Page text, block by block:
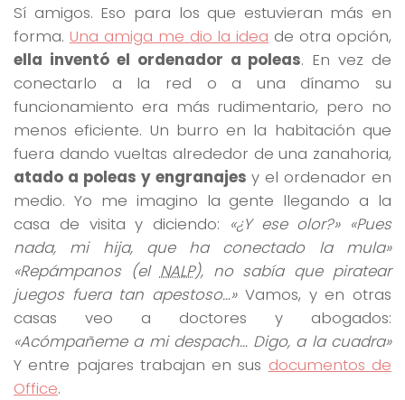
Sí amigos. Eso para los que estuvieran más en
forma. Una amiga me dio la idea de otra opción,
ella inventó el ordenador a poleas. En vez de
conectarlo a la red o a una dínamo su
funcionamiento era más rudimentario, pero no
menos eficiente. Un burro en la habitación que
fuera dando vueltas alrededor de una zanahoria,
atado a poleas y engranajes y el ordenador en
medio. Yo me imagino la gente llegando a la
casa de visita y diciendo: «¿Y ese olor?» «Pues
nada, mi hija, que ha conectado la mula»
«Repámpanos (el NALP), no sabía que piratear
juegos fuera tan apestoso…»Vamos, y en otras
casas veo a doctores y abogados:
«Acómpañeme a mi despach… Digo, a la cuadra»
Y entre pajares trabajan en sus documentos de
Office.